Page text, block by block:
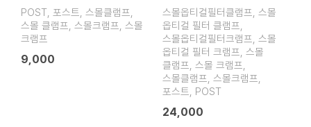
POST, 포스트, 스몰클램프,
스몰 클램프, 스몰크램프, 스몰
크램프
9,000
스몰옵티컬필터클램프, 스몰
옵티컬 필터 클램프,
스몰옵티컬필터크램프, 스몰
옵티컬 필터 크램프, 스몰
클램프, 스몰 크램프,
스몰클램프, 스몰크램프,
포스트, POST
24,000